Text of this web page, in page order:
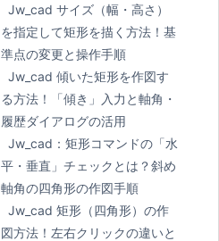
Jw_cad サイズ（幅・高さ）
を指定して矩形を描く方法！基
準点の変更と操作手順
Jw_cad 傾いた矩形を作図す
る方法！「傾き」入力と軸角・
履歴ダイアログの活用
Jw_cad：矩形コマンドの「水
平・垂直」チェックとは？斜め
軸角の四角形の作図手順
Jw_cad 矩形（四角形）の作
図方法！左右クリックの違いと